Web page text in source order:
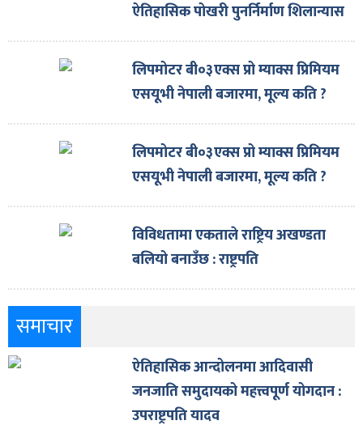
ऐतिहासिक पोखरी पुनर्निर्माण शिलान्यास
लिपमोटर बी०३एक्स प्रो म्याक्स प्रिमियम
एसयूभी नेपाली बजारमा, मूल्य कति ?
लिपमोटर बी०३एक्स प्रो म्याक्स प्रिमियम
एसयूभी नेपाली बजारमा, मूल्य कति ?
विविधतामा एकताले राष्ट्रिय अखण्डता
बलियो बनाउँछ : राष्ट्रपति
समाचार
ऐतिहासिक आन्दोलनमा आदिवासी
जनजाति समुदायको महत्त्वपूर्ण योगदान :
उपराष्ट्रपति यादव